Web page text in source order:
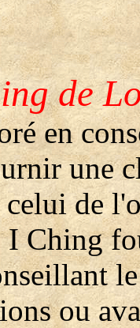
de
en
une
celui de
I Ching
ou